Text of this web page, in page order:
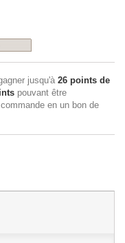
jusqu'à 26 points de
pouvant être
en un bon de